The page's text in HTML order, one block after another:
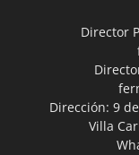
Director
Dirección: 9
Villa